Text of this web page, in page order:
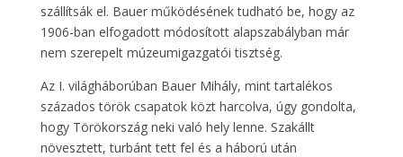
szállítsák el. Bauer működésének tudható be, hogy az
1906-ban elfogadott módosított alapszabályban már
nem szerepelt múzeumigazgatói tisztség.
Az I. világháborúban Bauer Mihály, mint tartalékos
százados török csapatok közt harcolva, úgy gondolta,
hogy Törökország neki való hely lenne. Szakállt
növesztett, turbánt tett fel és a háború után